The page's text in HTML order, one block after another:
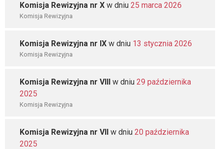
Komisja Rewizyjna nr X w dniu 25 marca 2026
Komisja Rewizyjna
Komisja Rewizyjna nr IX w dniu 13 stycznia 2026
Komisja Rewizyjna
Komisja Rewizyjna nr VIII w dniu 29 października
2025
Komisja Rewizyjna
Komisja Rewizyjna nr VII w dniu 20 października
2025